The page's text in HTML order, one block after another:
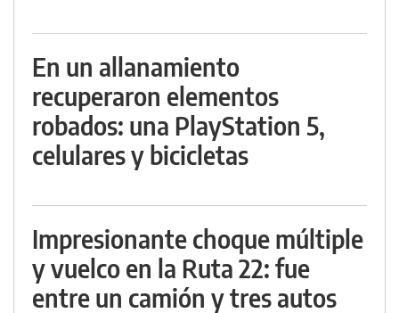
En un allanamiento
recuperaron elementos
robados: una PlayStation 5,
celulares y bicicletas
Impresionante choque múltiple
y vuelco en la Ruta 22: fue
entre un camión y tres autos